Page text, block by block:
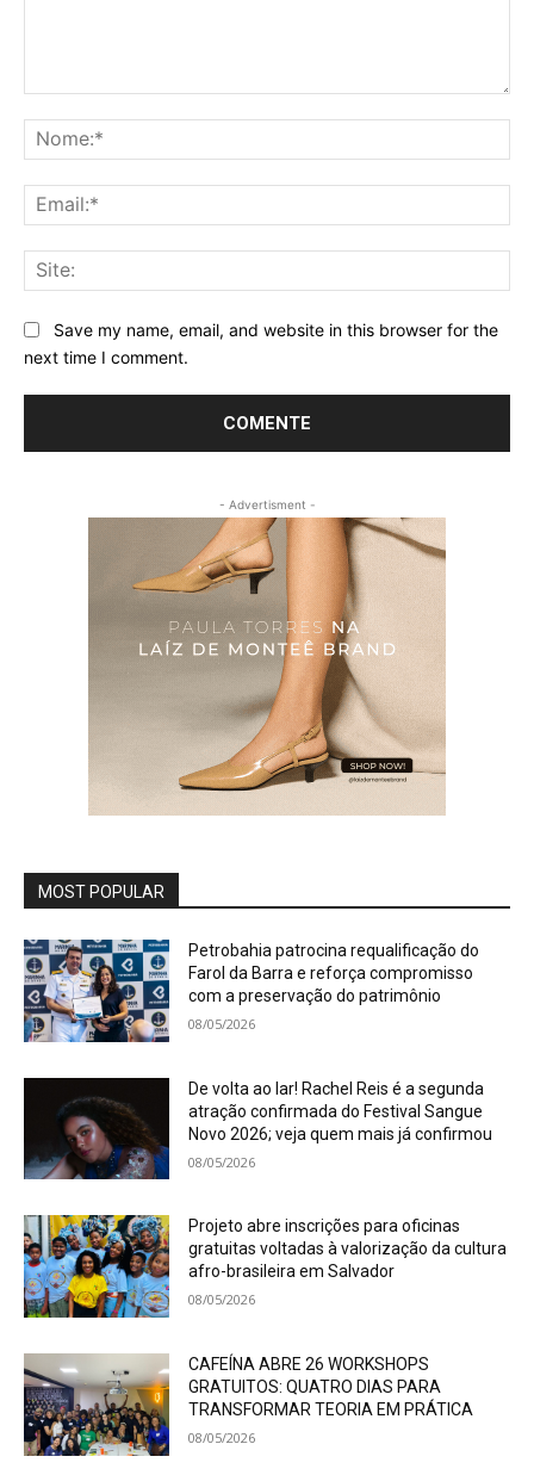
Save my name, email, and website in this browser for the
next time I comment.
- Advertisment -
MOST POPULAR
Petrobahia patrocina requalificação do
Farol da Barra e reforça compromisso
com a preservação do patrimônio
08/05/2026
De volta ao lar! Rachel Reis é a segunda
atração confirmada do Festival Sangue
Novo 2026; veja quem mais já confirmou
08/05/2026
Projeto abre inscrições para oficinas
gratuitas voltadas à valorização da cultura
afro-brasileira em Salvador
08/05/2026
CAFEÍNA ABRE 26 WORKSHOPS
GRATUITOS: QUATRO DIAS PARA
TRANSFORMAR TEORIA EM PRÁTICA
08/05/2026